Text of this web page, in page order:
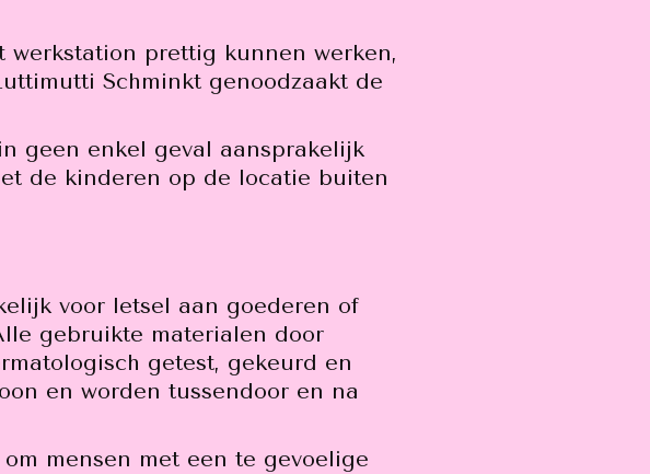
prettig kunnen werken,
Schminkt genoodzaakt de
geen enkel geval aansprakelijk
de kinderen op de locatie buiten
voor letsel aan goederen of
gebruikte materialen door
getest, gekeurd en
en worden tussendoor en na
mensen met een te gevoelige